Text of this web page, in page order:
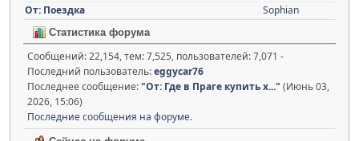
От: Поездка Sophian
Статистика форума
Сообщений: 22,154, тем: 7,525, пользователей: 7,071 -
Последний пользователь:eggycar76
Последнее сообщение:"От: Где в Праге купить х..." (Июнь 03,
2026, 15:06)
Последние сообщения на форуме.